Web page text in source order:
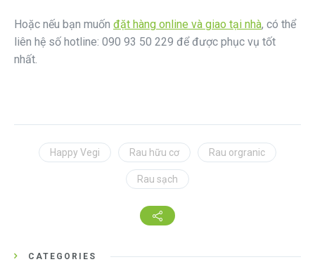
Hoặc nếu bạn muốn đặt hàng online và giao tại nhà, có thể
liên hệ số hotline: 090 93 50 229 để được phục vụ tốt
nhất.
Happy Vegi Rau hữu cơ Rau orgranic
Rau sạch
CATEGORIES